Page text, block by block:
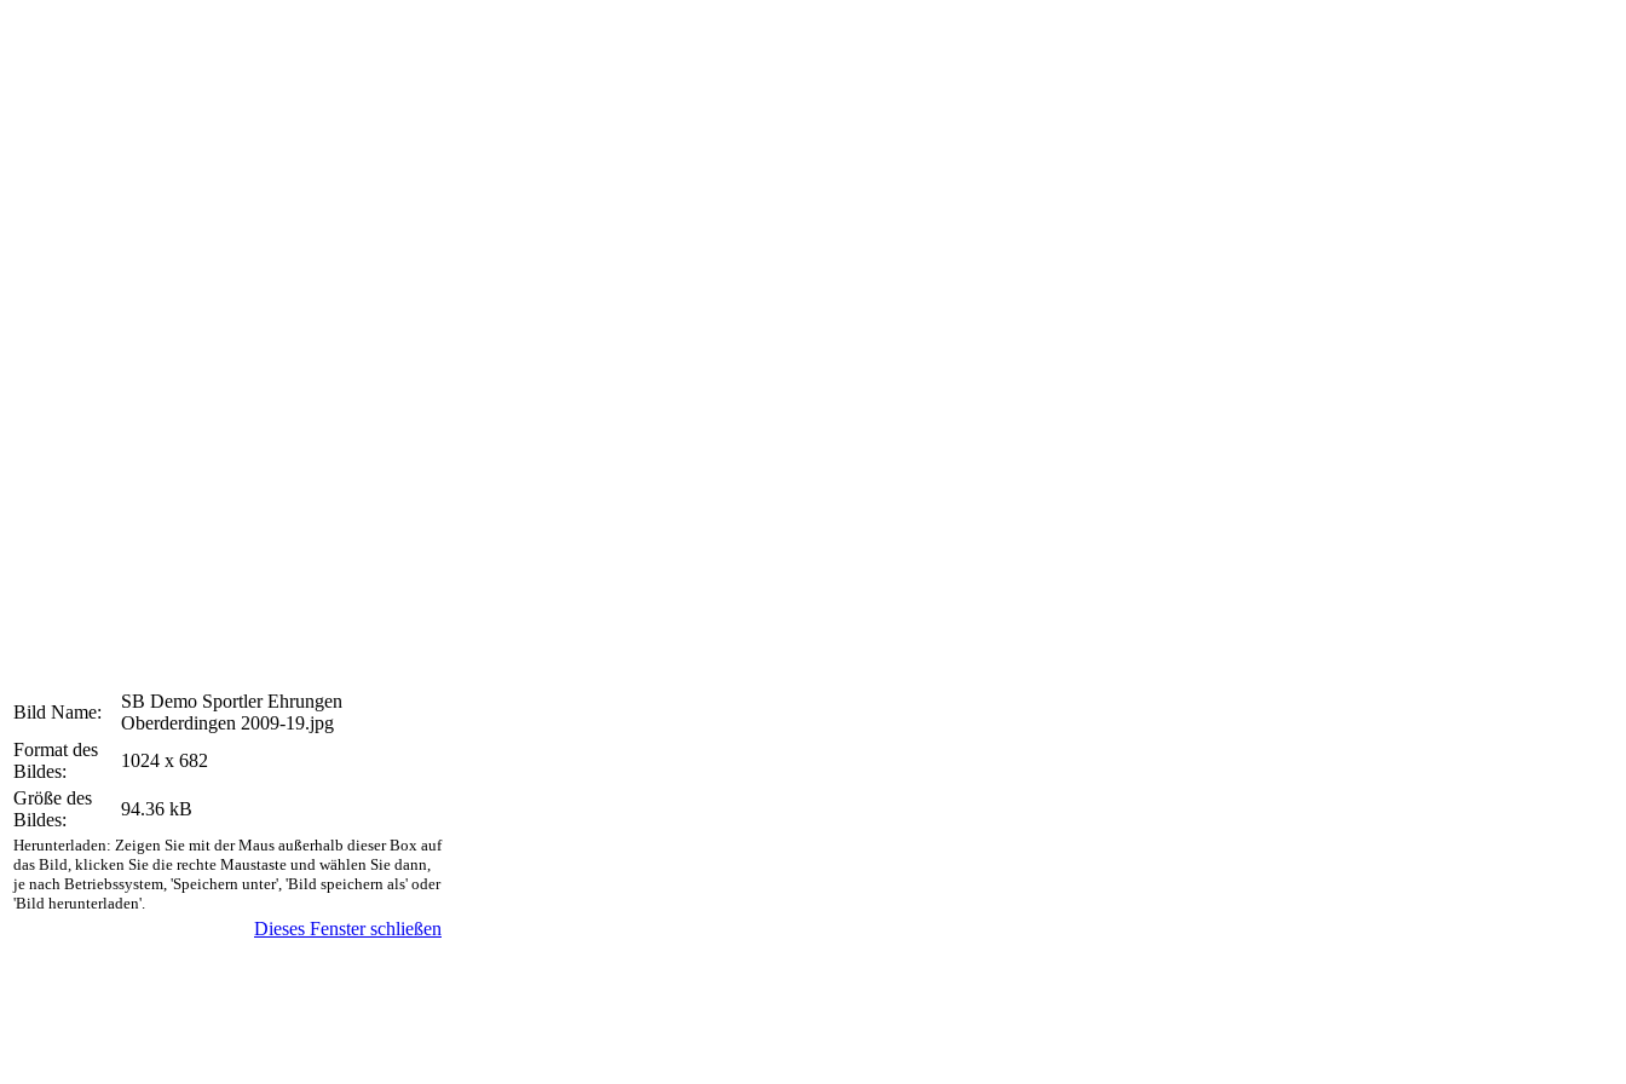
Bild Name:
SB Demo Sportler Ehrungen
Oberderdingen 2009-19.jpg
Format des
Bildes:
1024 x 682
Größe des
Bildes:
94.36 kB
Herunterladen: Zeigen Sie mit der Maus außerhalb dieser Box auf
das Bild, klicken Sie die rechte Maustaste und wählen Sie dann,
je nach Betriebssystem, 'Speichern unter', 'Bild speichern als' oder
'Bild herunterladen'.
Dieses Fenster schließen